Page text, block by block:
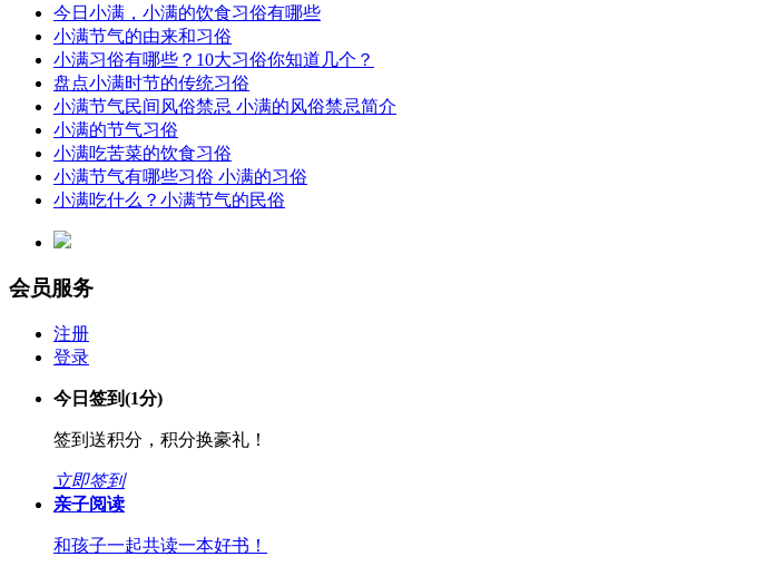
今日小满，小满的饮食习俗有哪些
小满节气的由来和习俗
小满习俗有哪些？10大习俗你知道几个？
盘点小满时节的传统习俗
小满节气民间风俗禁忌 小满的风俗禁忌简介
小满的节气习俗
小满吃苦菜的饮食习俗
小满节气有哪些习俗 小满的习俗
小满吃什么？小满节气的民俗
会员服务
注册
登录
今日签到(1分)
签到送积分，积分换豪礼！
立即签到
亲子阅读
和孩子一起共读一本好书！